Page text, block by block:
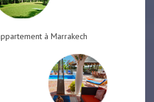
à Marrakech